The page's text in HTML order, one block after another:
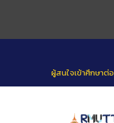
ผู้สนใจเข้าศึกษาต่อ